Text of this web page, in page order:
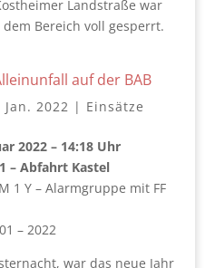
Landstraße war
Bereich voll gesperrt.
auf der BAB
Jan. 2022 | Einsätze
2022 – 14:18 Uhr
– Abfahrt Kastel
1 Y – Alarmgruppe mit FF
– 2022
war das neue Jahr